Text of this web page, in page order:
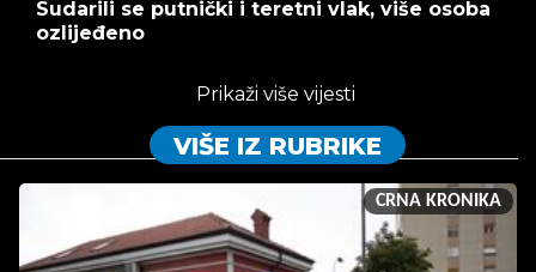
Sudarili se putnički i teretni vlak, više osoba
ozlijeđeno
Prikaži više vijesti
VIŠE IZ RUBRIKE
CRNA KRONIKA